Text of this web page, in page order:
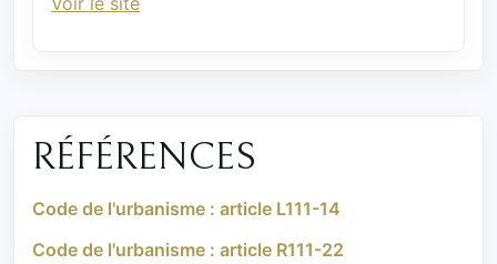
RÉFÉRENCES
Code de l'urbanisme : article L111-14
Code de l'urbanisme : article R111-22